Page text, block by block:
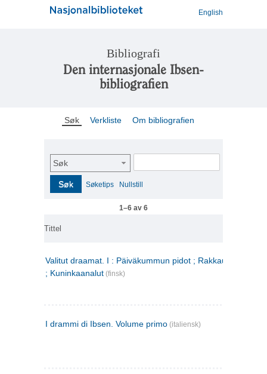
English
Bibliografi
Den internasjonale Ibsen-
bibliografien
Søk Verkliste Om bibliografien
Søk
Søk Søketips Nullstill
1–6 av 6
Tittel
Valitut draamat. I : Päiväkummun pidot ; Rakkauden
; Kuninkaanalut (finsk)
I drammi di Ibsen. Volume primo (italiensk)